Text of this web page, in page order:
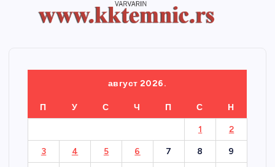
август 2026.
П У С Ч П С Н
1 2
3 4 5 6 7 8 9